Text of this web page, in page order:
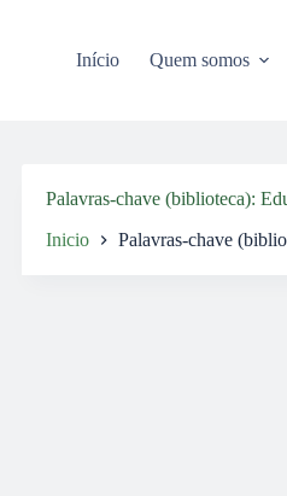
Início Quem somos
Palavras-chave (biblioteca)
Inicio Palavras-chave